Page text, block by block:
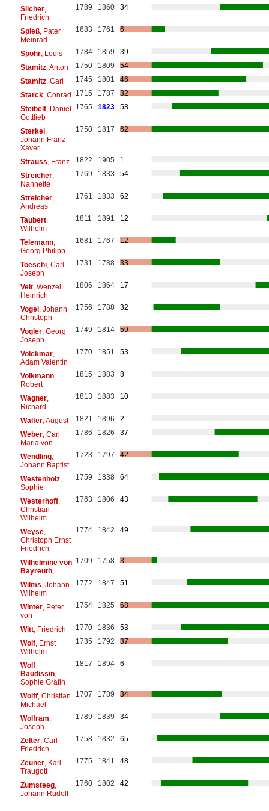
Silcher,
Friedrich
1789 1860 34
Spieß, Pater
Meinrad
1683 1761 6
Spohr, Louis 1784 1859
39
Stamitz, Anton 1750 1809
54
Stamitz, Carl 1745 1801
46
Starck, Conrad 1715 1787
32
Steibelt, Daniel
Gottlieb
1765 1823 58
Sterkel,
Johann Franz
Xaver
1750 1817 62
Strauss , Franz 1822 1905
1
Streicher,
Nannette
1769 1833 54
Streicher,
Andreas
1761 1833 62
Taubert,
Wilhelm
1811 1891 12
Telemann,
Georg Philipp
1681 1767 12
Toëschi, Carl
Joseph
1731 1788 33
Veit, Wenzel
Heinrich
1806 1864 17
Vogel, Johann
Christoph
1756 1788 32
Vogler, Georg
Joseph
1749 1814 59
Volckmar,
Adam Valentin
1770 1851 53
Volkmann,
Robert
1815 1883 8
Wagner,
Richard
1813 1883 10
Walter, August 1821 1896
2
Weber, Carl
Maria von
1786 1826 37
Wendling,
Johann Baptist
1723 1797 42
Westenholz,
Sophie
1759 1838 64
Westerhoff,
Christian
Wilhelm
1763 1806 43
Weyse,
Christoph Ernst
Friedrich
1774 1842 49
Wilhelmine von
Bayreuth,
1709 1758 3
Wilms , Johann
Wilhelm
1772 1847 51
Winter, Peter
von
1754 1825 68
Witt, Friedrich 1770 1836
53
Wolf, Ernst
Wilhelm
1735 1792 37
Wolf
Baudissin,
Sophie Gräfin
1817 1894 6
Wolff, Christian
Michael
1707 1789 34
Wolfram
Joseph
1789 1839 34
Zelter, Carl
Friedrich
1758 1832 65
Zeuner, Karl
Traugott
1775 1841 48
Zumsteeg,
Johann Rudolf
1760 1802 42